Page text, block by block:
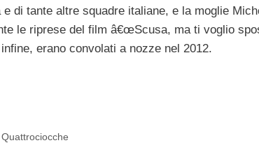
di tante altre squadre italiane, e la moglie
le riprese del film â€œScusa, ma ti voglio
erano convolati a nozze nel 2012.